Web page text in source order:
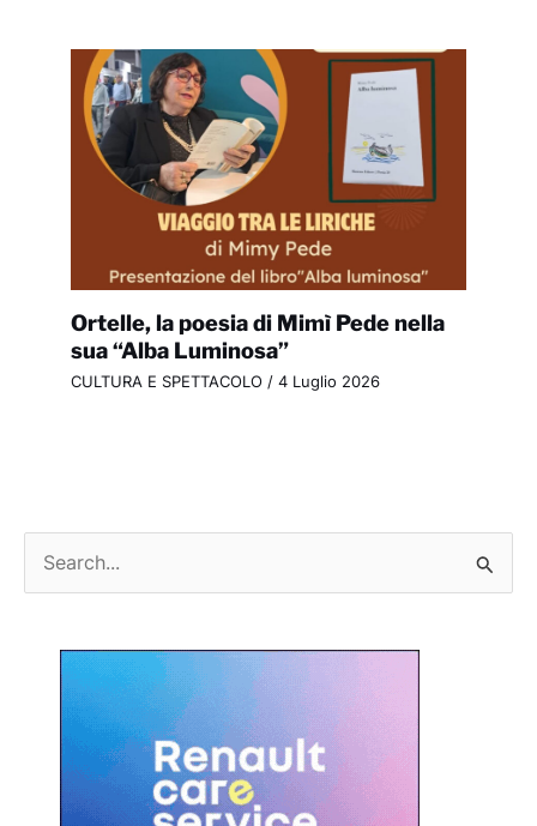
Ortelle, la poesia di Mimì Pede nella
sua “Alba Luminosa”
CULTURA E SPETTACOLO / 4 Luglio 2026